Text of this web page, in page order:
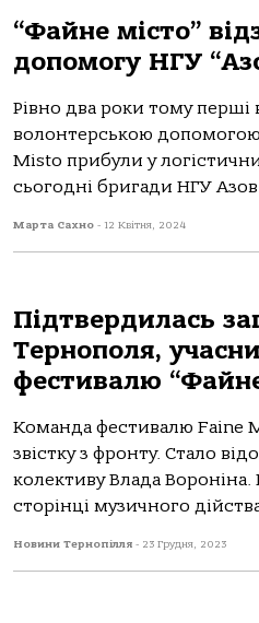
“Файне місто”
допомогу НГУ
Рівно два роки тому перші
волонтерською
Misto прибули у
сьогодні бригади НГУ
Марта Сахно - 12 Квітня, 2024
Підтвердилась
Тернополя,
фестивалю
Команда фестивалю Faine
звістку з фронту. Стало
колективу Влада
сторінці музичного
Новини Тернопілля - 23 Грудня, 2023